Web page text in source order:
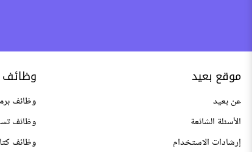
موقع بعيد
عن بعيد
الأسئلة الشائعة
إرشادات الاستخدام
وظائف
وظائف
وظائف
وظائف